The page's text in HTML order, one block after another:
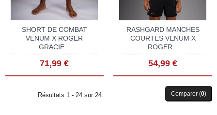
SHORT DE COMBAT
VENUM X ROGER
GRACIE...
71,99 €
RASHGARD MANCHES
COURTES VENUM X
ROGER...
54,99 €
Résultats 1 - 24 sur 24. Comparer (0)